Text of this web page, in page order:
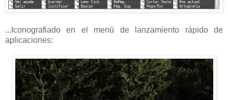
...Iconografiado en el menú de lanzamiento rápido de
aplicaciones: